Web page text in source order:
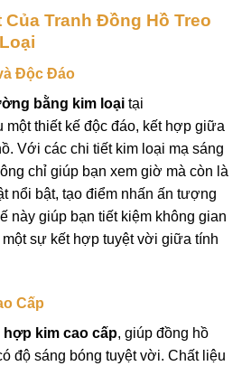
Tranh Đồng Hồ Treo
Độc Đáo
bằng kim loại tại
một thiết kế độc đáo, kết hợp giữa
Với các chi tiết kim loại mạ sáng
chỉ giúp bạn xem giờ mà còn là
nổi bật, tạo điểm nhấn ấn tượng
này giúp bạn tiết kiệm không gian
sự kết hợp tuyệt vời giữa tính
Cấp
hợp kim cao cấp, giúp đồng hồ
độ sáng bóng tuyệt vời. Chất liệu